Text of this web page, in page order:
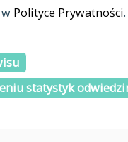
Polityce Prywatności.
statystyk
M